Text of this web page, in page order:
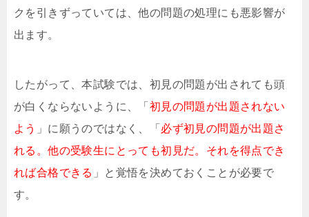
クを引きずっていては、他の問題の処理にも悪影響が
出ます。
したがって、本試験では、初見の問題が出されても頭
が白くならないように、「 初見の問題が出題されない
よう
」に願うのではなく、「 必ず初見の問題が出題さ
れる。他の受験生にとっても初見だ。それを得点でき
れば合格できる 」と覚悟を決めておくことが必要で
す。